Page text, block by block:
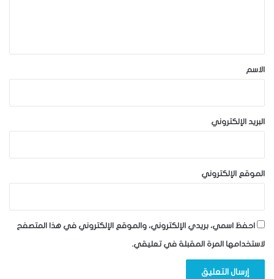
*الاسم
البريد الإلكتروني
الموقع الإلكتروني
احفظ اسمي، بريدي الإلكتروني، والموقع الإلكتروني في هذا المتصفح
لاستخدامها المرة المقبلة في تعليقي.